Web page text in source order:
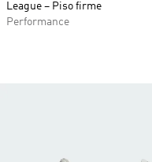
League – Piso firme
Performance